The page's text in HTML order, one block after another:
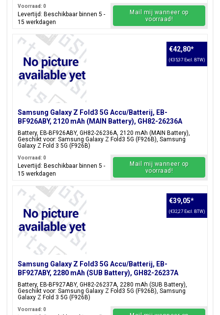
Voorraad: 0
Levertijd: Beschikbaar binnen 5 -
15 werkdagen
Mail mij wanneer op
voorraad!
Samsung Galaxy Z Fold3 5G Accu/Batterij, EB-
BF926ABY, 2120 mAh (MAIN Battery), GH82-26236A
Battery, EB-BF926ABY, GH82-26236A, 2120 mAh (MAIN Battery),
Geschikt voor: Samsung Galaxy Z Fold3 5G (F926B), Samsung
Galaxy Z Fold 3 5G (F926B)
€42,80*
(€35,37 Excl. BTW)
Voorraad: 0
Levertijd: Beschikbaar binnen 5 -
15 werkdagen
Mail mij wanneer op
voorraad!
Samsung Galaxy Z Fold3 5G Accu/Batterij, EB-
BF927ABY, 2280 mAh (SUB Battery), GH82-26237A
Battery, EB-BF927ABY, GH82-26237A, 2280 mAh (SUB Battery),
Geschikt voor: Samsung Galaxy Z Fold3 5G (F926B), Samsung
Galaxy Z Fold 3 5G (F926B)
€39,05*
(€32,27 Excl. BTW)
Voorraad: 0